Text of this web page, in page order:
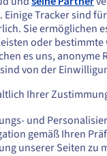
scheinen
Sie aus Vereinigte
Website
zur [Website]
us.ovhcloud.com/
Einige Tracker sind
Sie ermöglichen
oder
es uns, anonyme
von der
Ihrer
und
gemäß Ihren
unserer Seiten zu